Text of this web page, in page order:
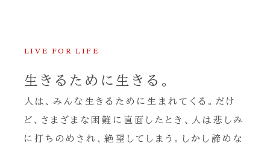
LIVE FOR LIFE
生きるために生きる。
人は、みんな生きるために生まれてくる。だけ
ど、さまざまな困難に直面したとき、人は悲しみ
に打ちのめされ、絶望してしまう。しかし諦めな